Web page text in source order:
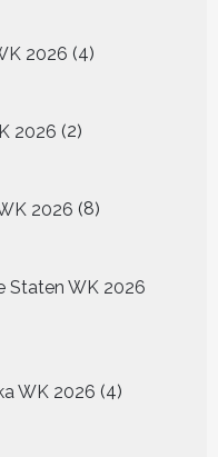
2026 4
producten
2026 2
producten
2026 8
producten
Staten WK 2026
WK 2026 4
producten